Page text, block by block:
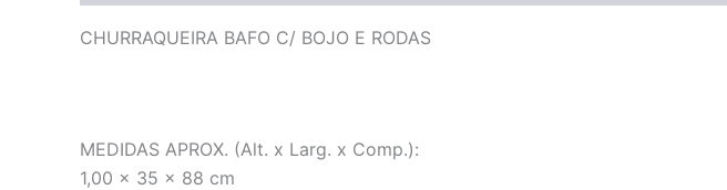
CHURRAQUEIRA BAFO C/ BOJO E RODAS
MEDIDAS APROX. (Alt. x Larg. x Comp.):
1,00 x 35 x 88 cm